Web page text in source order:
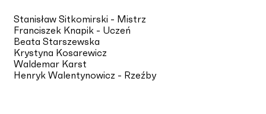
Stanisław Sitkomirski - Mistrz
Franciszek Knapik - Uczeń
Beata Starszewska
Krystyna Kosarewicz
Waldemar Karst
Henryk Walentynowicz - Rzeźby